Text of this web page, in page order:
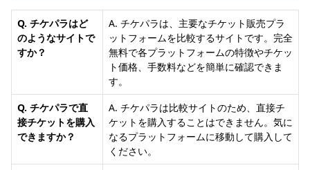
Q. チケパラはど
のようなサイトで
すか？
A. チケパラは、主要なチケット販売プラ
ットフォームを比較するサイトです。完全
無料で各プラットフォームの特徴やチケッ
ト価格、手数料などを簡単に確認できま
す。
Q. チケパラで直
接チケットを購入
できますか？
A. チケパラは比較サイトのため、直接チ
ケットを購入することはできません。気に
なるプラットフォームに移動して購入して
ください。